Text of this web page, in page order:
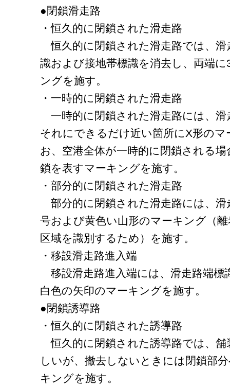
●閉鎖滑走路
・恒久的に閉鎖された滑走路
恒久的に閉鎖された滑走路では、滑
識および接地帯標識を消去し、両端
ングを施す。
・一時的に閉鎖された滑走路
一時的に閉鎖された滑走路には、滑
それにできるだけ近い箇所にX形の
お、空港全体が一時的に閉鎖される
鎖を表すマーキングを施す。
・部分的に閉鎖された滑走路
部分的に閉鎖された滑走路には、滑
号および黄色い山形のマーキング（
区域を識別するため）を施す。
・移設滑走路進入端
移設滑走路進入端には、滑走路端標
白色の矢印のマーキングを施す。
●閉鎖誘導路
・恒久的に閉鎖された誘導路
恒久的に閉鎖された誘導路では、
しいが、撤去しないときには閉鎖部
キングを施す。